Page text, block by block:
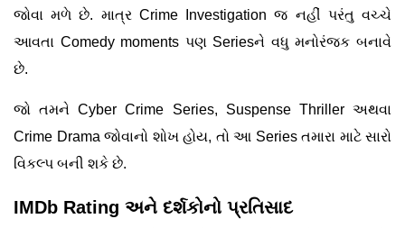
જોવા મળે છે. માત્ર Crime Investigation જ નહીં પરંતુ વચ્ચે
આવતા Comedy moments પણ Seriesને વધુ મનોરંજક બનાવે
છે.
જો તમને Cyber Crime Series, Suspense Thriller અથવા
Crime Drama જોવાનો શોખ હોય, તો આ Series તમારા માટે સારો
વિકલ્પ બની શકે છે.
IMDb Rating અને દર્શકોનો પ્રતિસાદ